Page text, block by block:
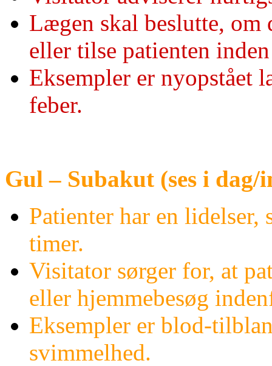
Lægen skal beslutte, om
eller tilse patienten
Eksempler er nyopstået
feber.
Gul – Subakut (ses i
Patienter har en
timer.
Visitator sørger for, at
eller hjemmebesøg
Eksempler er blod-
svimmelhed.